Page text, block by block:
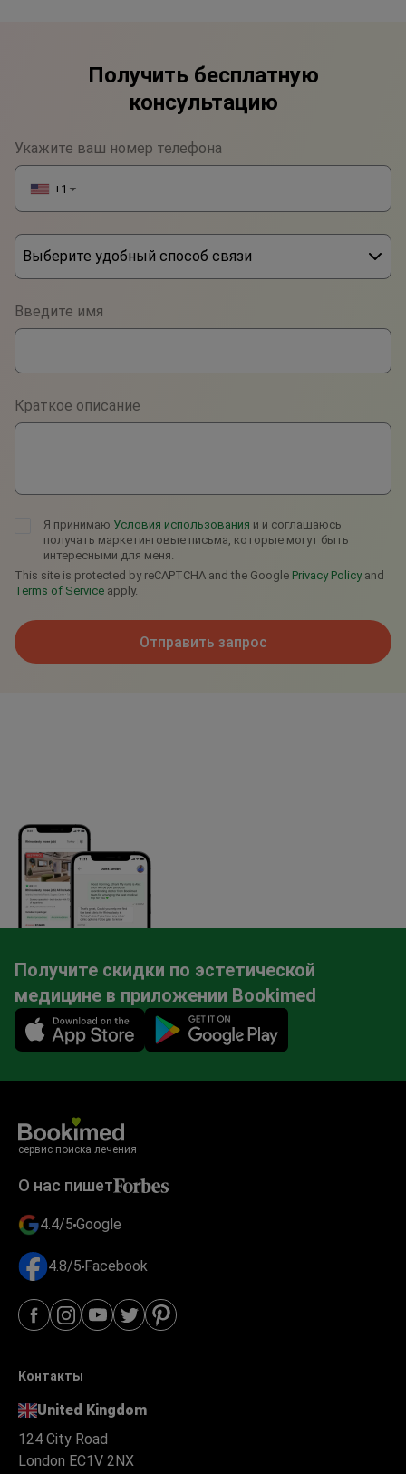
Получить бесплатную
консультацию
Укажите ваш номер телефона
+1 ▼
Выберите удобный способ связи
WhatsApp
Viber
Telegram
Введите имя
Краткое описание
Я принимаю Условия использования и и соглашаюсь
получать маркетинговые письма, которые могут быть
интересными для меня.
This site is protected by reCAPTCHA and the Google Privacy Policyand
Terms of Service apply.
Отправить запрос
Получите скидки по эстетической
медицине в приложении Bookimed
Mobile app illustration
сервис поиска лечения
О нас пишет
4.4/5 Google
4.8/5 Facebook
Контакты
United Kingdom
124 City Road
London EC1V 2NX